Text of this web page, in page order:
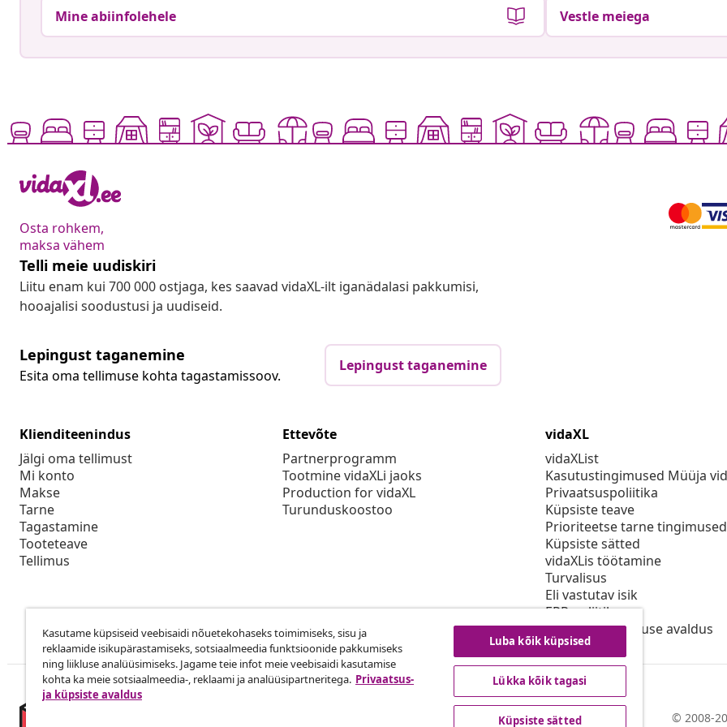
Mine abiinfolehele Vestle meiega
Osta rohkem,
maksa vähem
Telli meie uudiskiri
Liitu enam kui 700 000 ostjaga, kes saavad vidaXL-ilt iganädalasi pakkumisi,
hooajalisi soodustusi ja uudiseid.
Lepingust taganemine
Esita oma tellimuse kohta tagastamissoov.
Lepingust taganemine
Klienditeenindus
Jälgi oma tellimust
Mi konto
Makse
Tarne
Tagastamine
Tooteteave
Tellimus
Ettevõte
Partnerprogramm
Tootmine vidaXLi jaoks
Production for vidaXL
Turunduskoostoo
vidaXL
vidaXList
Kasutustingimused Müüja
Privaatsuspoliitika
Küpsiste teave
Prioriteetse tarne tingimused
Küpsiste sätted
vidaXLis töötamine
Turvalisus
Eli vastutav isik
EPR poliitika
Juurdepääsetavuse avaldus
© 2008-
Kasutame küpsiseid veebisaidi nõuetekohaseks toimimiseks, sisu ja
reklaamide isikupärastamiseks, sotsiaalmeedia funktsioonide pakkumiseks
ning liikluse analüüsimiseks. Jagame teie infot meie veebisaidi kasutamise
kohta ka meie sotsiaalmeedia-, reklaami ja analüüsipartneritega. Privaatsus-
ja küpsiste avaldus
Luba kõik küpsised
Lükka kõik tagasi
Küpsiste sätted